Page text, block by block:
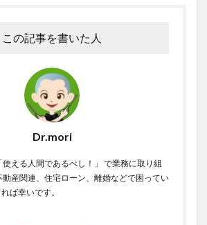
この記事を書いた人
Dr.mori
使える人間であるべし！」 で業務に取り組
動産関連、住宅ローン、離婚などで困ってい
ば幸いです。